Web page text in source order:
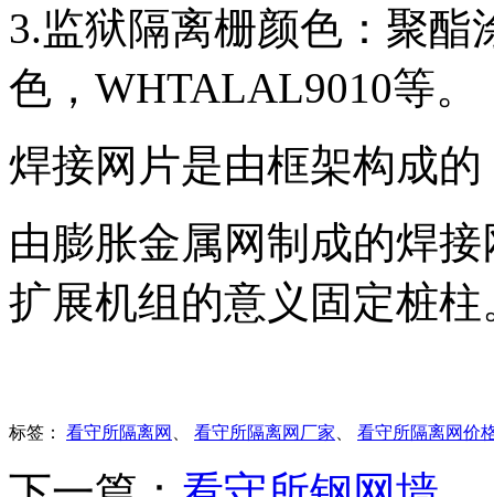
3.监狱隔离栅颜色：聚酯
色，WHTALAL9010等。
焊接网片是由框架构成
由膨胀金属网制成的焊
扩展机组的意义固定桩柱
标签： 看守所隔离网 、 看守所隔离网厂家、 看守所隔离网价